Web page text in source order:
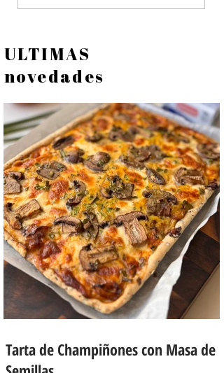
ULTIMAS
novedades
Tarta de Champiñones con Masa de